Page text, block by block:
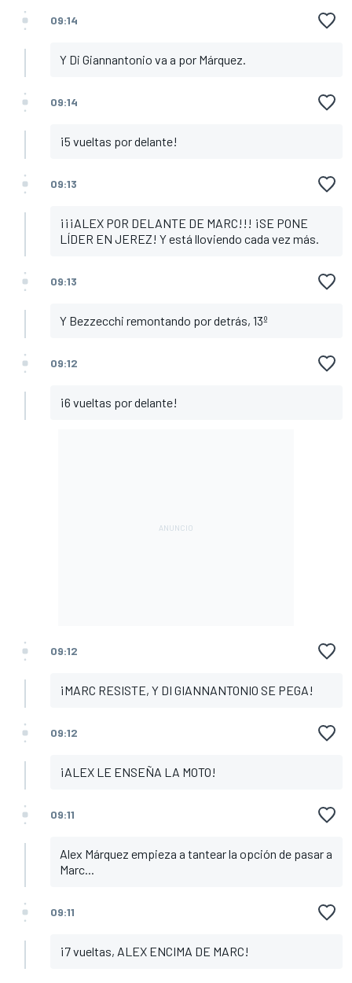
09:14
Y Di Giannantonio va a por Márquez.
09:14
¡5 vueltas por delante!
09:13
¡¡¡ALEX POR DELANTE DE MARC!!! ¡SE PONE
LÍDER EN JEREZ! Y está lloviendo cada vez más.
09:13
Y Bezzecchi remontando por detrás, 13º
09:12
¡6 vueltas por delante!
09:12
¡MARC RESISTE, Y DI GIANNANTONIO SE PEGA!
09:12
¡ALEX LE ENSEÑA LA MOTO!
09:11
Alex Márquez empieza a tantear la opción de pasar a
Marc...
09:11
¡7 vueltas, ALEX ENCIMA DE MARC!